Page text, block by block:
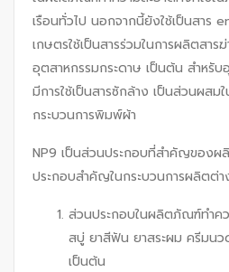
เรือนทั่วไป นอกจากนี้ยังใช้เป็นสาร
เกษตรใช้เป็นสารร่วมในการผลิตสาร
อุตสาหกรรมกระดาษ เป็นต้น สำหรั
มีการใช้เป็นสารซักล้าง เป็นส่วนผสม
กระบวนการพิมพ์ผ้า
NP9 เป็นส่วนประกอบที่สำคัญของ
ประกอบสำคัญในกระบวนการผลิตต่
ส่วนประกอบในผลิตภัณฑ์ทำค
สบู่ ยาสีฟัน ยาสระผม ครีม
เป็นต้น